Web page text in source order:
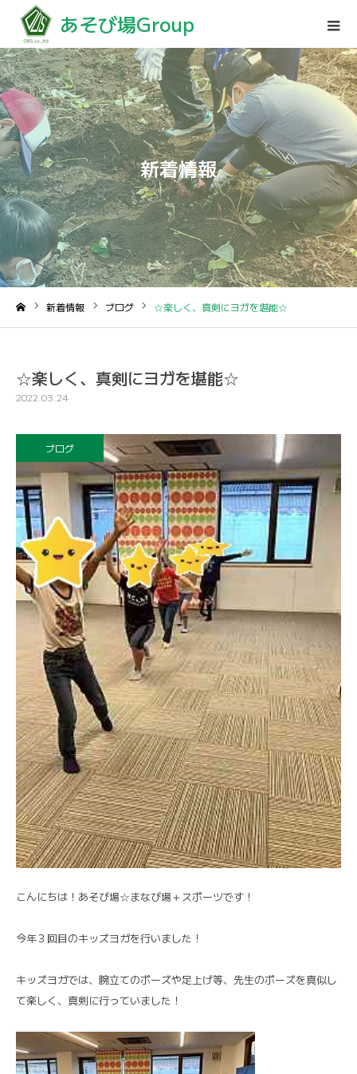
あそび場Group
新着情報
新着情報 ブログ ☆楽しく、真剣にヨガを堪能☆
☆楽しく、真剣にヨガを堪能☆
2022.03.24
ブログ
こんにちは！あそび場☆まなび場＋スポーツです！
今年３回目のキッズヨガを行いました！
キッズヨガでは、腕立てのポーズや足上げ等、先生のポーズを真似し
て楽しく、真剣に行っていました！